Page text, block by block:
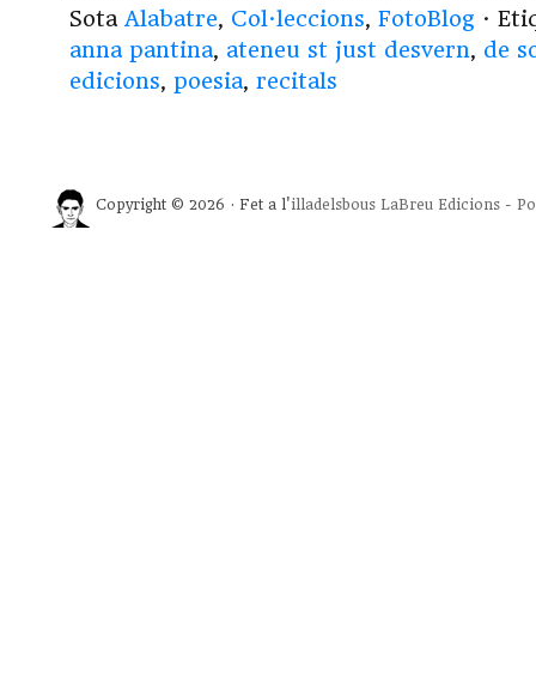
Sota Alabatre, Col·leccions, FotoBlog ·
anna pantina, ateneu st just desvern, de
edicions, poesia, recitals
Copyright © 2026 · Fet a l'illadelsbous LaBreu Edicions -